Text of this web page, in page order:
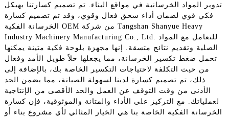
تدوير المواد الخرسانية في مواقع البناء. تم تصميم كسارتنا بهيكل
فكي قوي لضمان أداء سحق فعال وقوي، وقد تم تصميم كسارة
الخرسانة الفكية OEM من شركة Tangshan Shanyue Heavy
Industry Machinery Manufacturing Co., Ltd. للتعامل مع المواد
الصلبة وتقديم نتائج متسقة. إنها مجهزة بلوحة فكية متينة يمكنها
تحمل ضغط تكسير الخرسانة، مما يجعلها حلاً طويل الأمد وفعال
من حيث التكلفة لاحتياجات التكسير الخاصة بك، بالإضافة إلى
ذلك، تم تصميم كسارة لدينا لسهولة الصيانة، مما يضمن الحد
الأدنى من وقت التوقف عن العمل والحد الأقصى من الإنتاجية
لعملياتك. مع التركيز على الأداء والمتانة والموثوقية، فإن كسارة
الخرسانة الفكية الخاصة بنا هي الخيار المثالي لأي مشروع بناء أو